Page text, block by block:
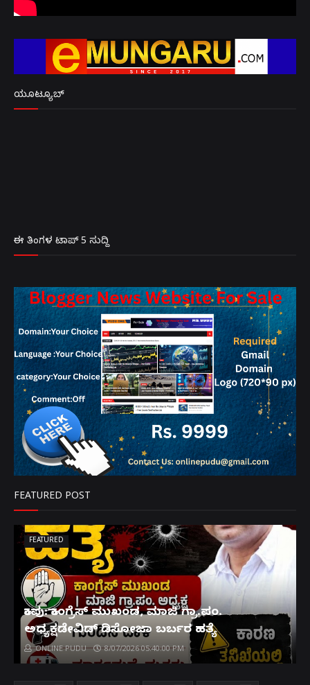
ಯೂಟ್ಯೂಬ್
ಈ ತಿಂಗಳ ಟಾಪ್ 5 ಸುದ್ದಿ
FEATURED POST
FEATURED
ಕಾಪು: ಕಾಂಗ್ರೆಸ್ ಮುಖಂಡ, ಮಾಜಿ ಗ್ರಾ.ಪಂ.
ಅಧ್ಯಕ್ಷಡೇವಿಡ್ ಡಿಸೋಜಾ ಬರ್ಬರ ಹತ್ಯೆ
ONLINE PUDU 8/07/2026 05:40:00 PM